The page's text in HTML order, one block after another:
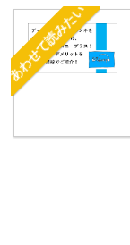
あわせて読みたい